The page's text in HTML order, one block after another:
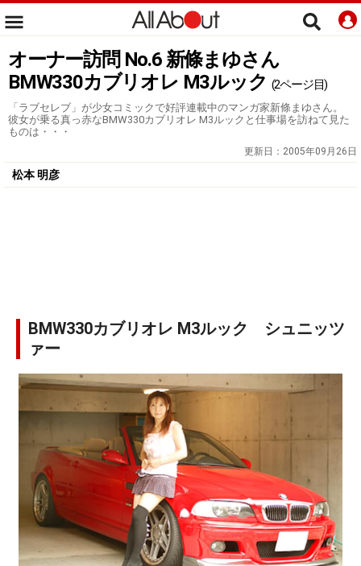
オーナー訪問 No.6 新條まゆさん
BMW330カブリオレ M3ルック (2ページ目)
「ラブセレブ」が少女コミックで好評連載中のマンガ家新條まゆさん。
彼女が乗る真っ赤なBMW330カブリオレ M3ルックと仕事場を訪ねて見た
ものは・・・
更新日： 2005年09月26日
松本 明彦
BMW330カブリオレ M3ルック シュニッツ
ァー